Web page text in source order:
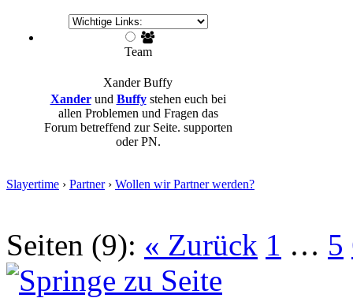
Team
Xander Buffy
Xanderund Buffystehen euch bei
allen Problemen und Fragen das
Forum betreffend zur Seite. supporten
oder PN.
Slayertime › Partner› Wollen wir Partner werden?
Seiten (9): « Zurück 1 … 5